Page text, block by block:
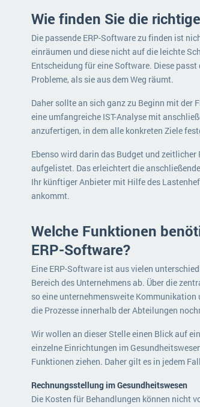
Wie finden Sie die
Die passende ERP-Software zu finden ist
einräumen und diese nicht auf die leichte
Entscheidung für eine Software. Diese
Probleme, als sie aus dem Weg räumt.
Daher sollte an sich ganz zu Beginn mit der
eine umfangreiche IST-Analyse mit
anzufertigen, in dem alle konkreten Ziele
Ebenso wird darin das Budget und
aufgelistet. Das erleichtert die
Ihr künftiger Anbieter mit Hilfe des
ankommt.
Welche Funktionen
ERP-Software?
Eine ERP-Software ist aus vielen
Bereich des Unternehmens ab. Über die
so eine unternehmensweite
die Prozesse innerhalb der Abteilungen
Wir wollen an dieser Stelle einen Blick auf
einzelne Einrichtungen im
Funktionen ziehen. Daher gilt es in jedem
Rechnungsstellung im Gesundheitswesen
Die Kosten für Behandlungen können nicht